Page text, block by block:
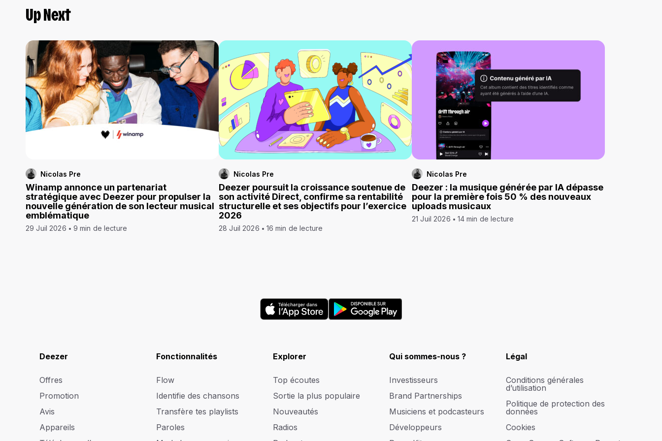
Up Next
Nicolas Pre
Winamp annonce un partenariat
stratégique avec Deezer pour propulser la
nouvelle génération de son lecteur musical
emblématique
29 Juil 2026 9 min de lecture
Nicolas Pre
Deezer poursuit la croissance soutenue de
son activité Direct, confirme sa rentabilité
structurelle et ses objectifs pour l’exercice
2026
28 Juil 2026 16 min de lecture
Nicolas Pre
Deezer : la musique générée par IA dépasse
pour la première fois 50 % des nouveaux
uploads musicaux
21 Juil 2026 14 min de lecture
Deezer
Offres
Promotion
Avis
Appareils
Fonctionnalités
Flow
Identifie des chansons
Transfère tes playlists
Paroles
Explorer
Top écoutes
Sortie la plus populaire
Nouveautés
Radios
Qui sommes-nous ?
Investisseurs
Brand Partnerships
Musiciens et podcasteurs
Développeurs
Légal
Conditions générales
d’utilisation
Politique de protection des
données
Cookies